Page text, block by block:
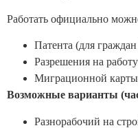
Работать официально
Патента (для
Разрешения на
Миграционной карты
Возможные варианты
Разнорабочий на